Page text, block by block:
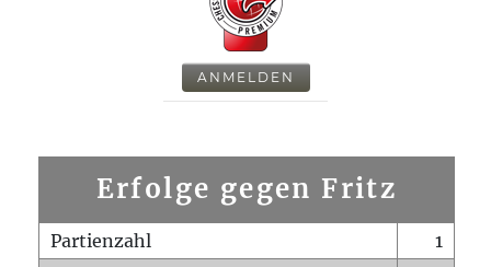
ANMELDEN
Erfolge gegen Fritz
Partienzahl
1